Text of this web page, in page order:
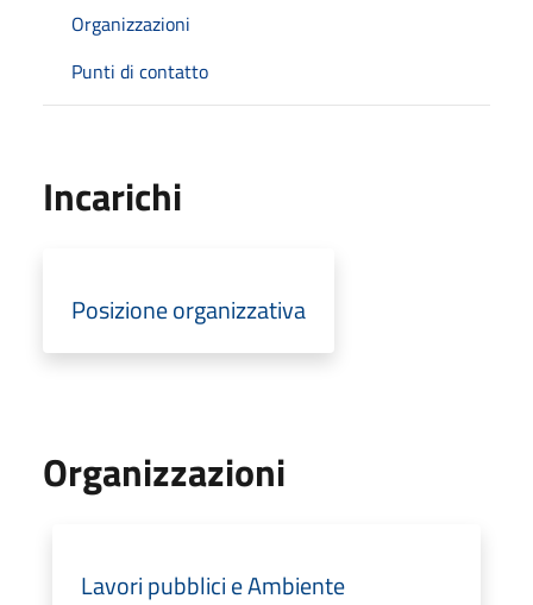
Organizzazioni
Punti di contatto
Incarichi
Posizione organizzativa
Organizzazioni
Lavori pubblici e Ambiente